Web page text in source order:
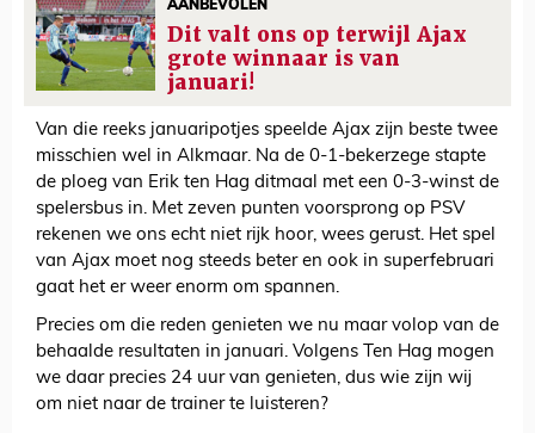
AANBEVOLEN
Dit valt ons op terwijl Ajax
grote winnaar is van
januari!
Van die reeks januaripotjes speelde Ajax zijn beste twee
misschien wel in Alkmaar. Na de 0-1-bekerzege stapte
de ploeg van Erik ten Hag ditmaal met een 0-3-winst de
spelersbus in. Met zeven punten voorsprong op PSV
rekenen we ons echt niet rijk hoor, wees gerust. Het spel
van Ajax moet nog steeds beter en ook in superfebruari
gaat het er weer enorm om spannen.
Precies om die reden genieten we nu maar volop van de
behaalde resultaten in januari. Volgens Ten Hag mogen
we daar precies 24 uur van genieten, dus wie zijn wij
om niet naar de trainer te luisteren?